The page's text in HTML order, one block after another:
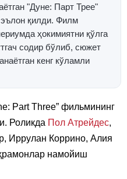
"Дуне: Парт Трее"
эълон қилди. Филм
ҳокимиятни қўлга
содир бўлиб, сюжет
кенг кўламли
Part Three” фильмининг
Роликда Пол Атрейдес,
Иррулан Коррино, Алия
намойиш